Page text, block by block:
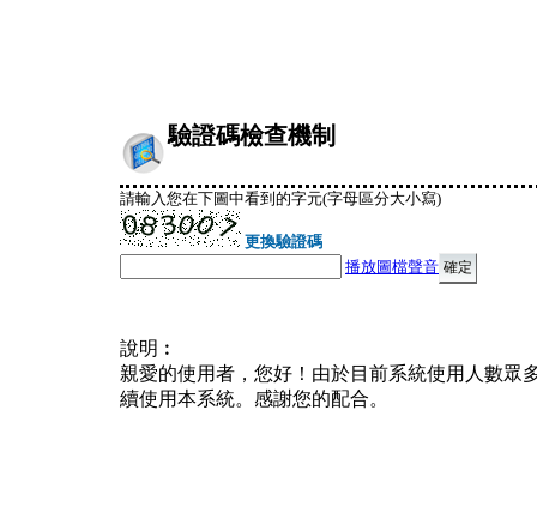
驗證碼檢查機制
請輸入您在下圖中看到的字元(字母區分大小寫)
更換驗證碼
播放圖檔聲音
說明︰
親愛的使用者，您好！由於目前系統使用人數眾
續使用本系統。感謝您的配合。